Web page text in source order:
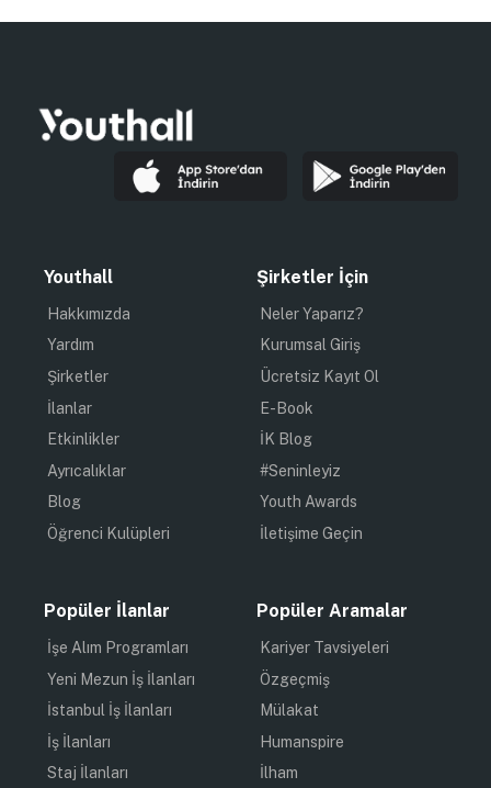
Youthall
Hakkımızda
Yardım
Şirketler
İlanlar
Etkinlikler
Ayrıcalıklar
Blog
Öğrenci Kulüpleri
Şirketler İçin
Neler Yaparız?
Kurumsal Giriş
Ücretsiz Kayıt Ol
E-Book
İK Blog
#Seninleyiz
Youth Awards
İletişime Geçin
Popüler İlanlar
İşe Alım Programları
Yeni Mezun İş İlanları
İstanbul İş İlanları
İş İlanları
Staj İlanları
Popüler Aramalar
Kariyer Tavsiyeleri
Özgeçmiş
Mülakat
Humanspire
İlham